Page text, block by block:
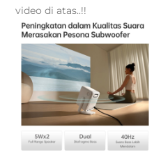
video di atas..!!